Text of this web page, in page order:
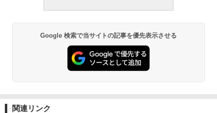
Google 検索で当サイトの記事を優先表示させる
関連リンク